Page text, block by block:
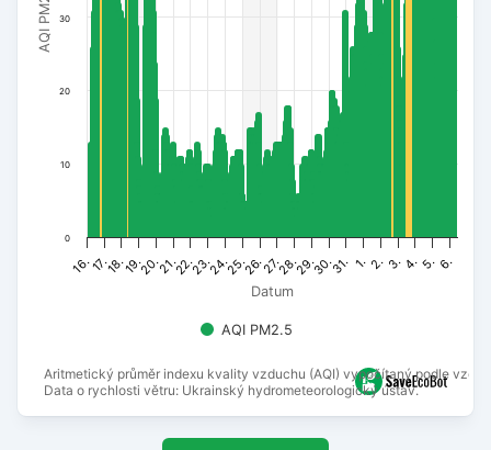
Aritmetický průměr indexu kvality vzduchu (AQI) vypočítaný podle
Data o rychlosti větru: Ukrainský hydrometeorologický ústav.
Datum
AQI PM2.5
AQI PM2.5
16. 18. 20. 22. 24. 26. 28. 30. 1. 3. 5.
17. 19. 21. 23. 25. 27. 29. 31. 2. 4. 6.
0
10
20
30
End of interactive chart.